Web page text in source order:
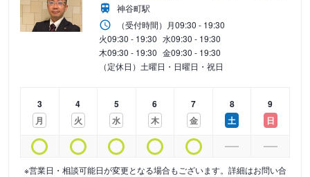
神谷町駅
（受付時間） 月09:30 - 19:30
火09:30 - 19:30 水09:30 - 19:30
木09:30 - 19:30 金09:30 - 19:30
（定休日）土曜日・日曜日・祝日
3
月
4
火
5
水
6
木
7
金
8
土
9
日
※営業日・相談可能日が変更となる場合もございます。詳細はお問い合